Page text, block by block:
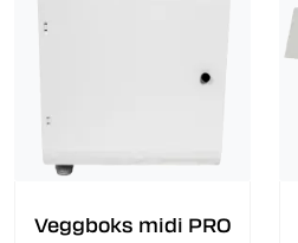
Veggboks midi PRO